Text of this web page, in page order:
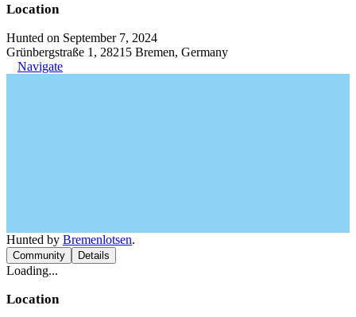
Location
Hunted on September 7, 2024
Grünbergstraße 1, 28215 Bremen, Germany
Navigate
Hunted by Bremenlotsen.
Community Details
Loading...
Location